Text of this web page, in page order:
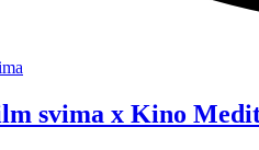
svima x Kino